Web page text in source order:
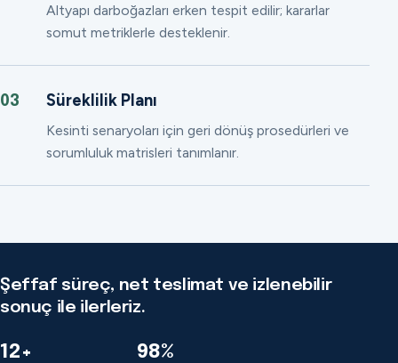
Altyapı darboğazları erken tespit edilir; kararlar
somut metriklerle desteklenir.
03 Süreklilik Planı
Kesinti senaryoları için geri dönüş prosedürleri ve
sorumluluk matrisleri tanımlanır.
Şeffaf süreç, net teslimat ve izlenebilir
sonuç ile ilerleriz.
12+ 98%